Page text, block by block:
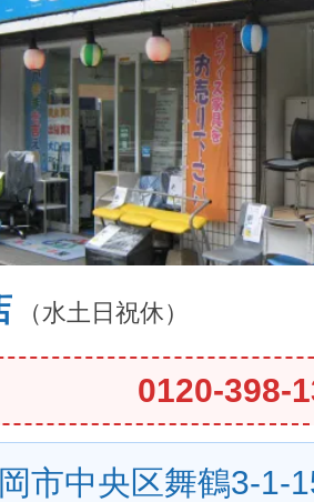
（水土日祝休）
0120-398-
市中央区舞鶴3-1-